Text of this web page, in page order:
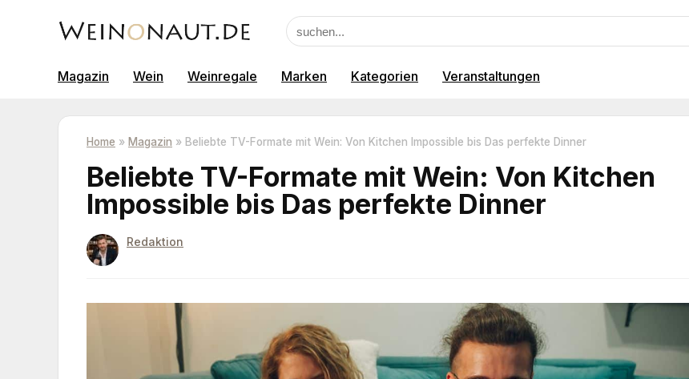
Magazin Wein Weinregale Marken Kategorien Veranstaltungen
Home » Magazin » Beliebte TV-Formate mit Wein: Von Kitchen Impossible bis Das perfekte Dinner
Beliebte TV-Formate mit Wein: Von Kitchen
Impossible bis Das perfekte Dinner
Redaktion